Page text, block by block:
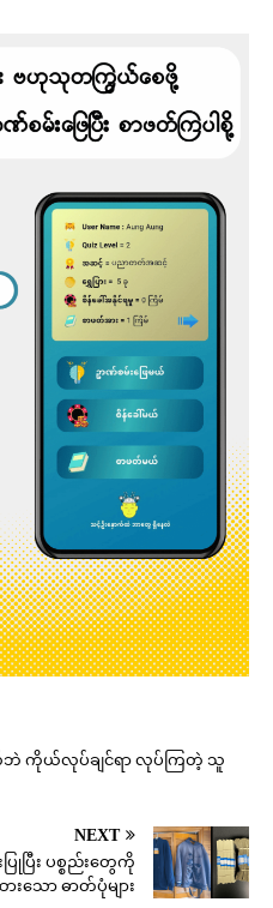
ကိုယ်လုပ်ချင်ရာ လုပ်ကြတဲ့ သူ
NEXT
ြီး ပစ္စည်းတွေကို
သော ဓာတ်ပုံများ